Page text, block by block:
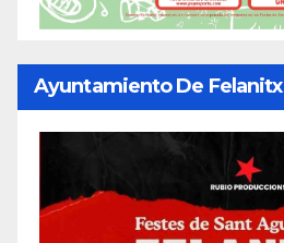
Ayuntamiento De Felanitx